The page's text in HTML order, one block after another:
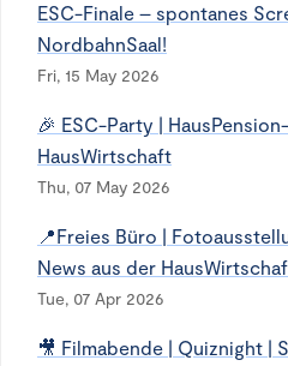
ESC-Finale – spontanes
NordbahnSaal!
Fri, 15 May 2026
🎉 ESC-Party |
HausWirtschaft
Thu, 07 May 2026
📍Freies Büro |
News aus der
Tue, 07 Apr 2026
🎥 Filmabende | Quiznight |